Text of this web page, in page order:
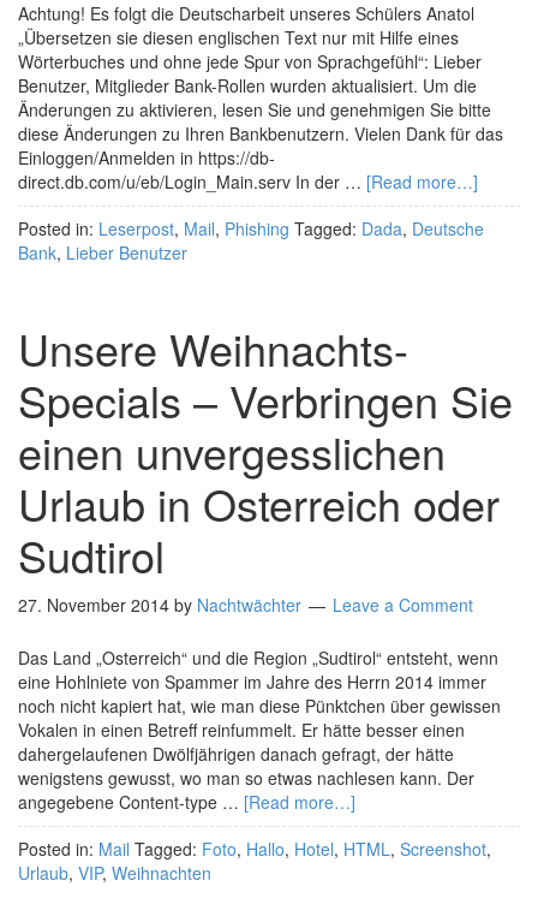
Achtung! Es folgt die Deutscharbeit unseres Schülers Anatol
„Übersetzen sie diesen englischen Text nur mit Hilfe eines
Wörterbuches und ohne jede Spur von Sprachgefühl“: Lieber
Benutzer, Mitglieder Bank-Rollen wurden aktualisiert. Um die
Änderungen zu aktivieren, lesen Sie und genehmigen Sie bitte
diese Änderungen zu Ihren Bankbenutzern. Vielen Dank für das
Einloggen/Anmelden in https://db-
direct.db.com/u/eb/Login_Main.serv In der … [Read more…]
Posted in: Leserpost, Mail, Phishing Tagged: Dada, Deutsche
Bank, Lieber Benutzer
Unsere Weihnachts-
Specials – Verbringen Sie
einen unvergesslichen
Urlaub in Osterreich oder
Sudtirol
27. November 2014 by Nachtwächter Leave a Comment
Das Land „Osterreich“ und die Region „Sudtirol“ entsteht, wenn
eine Hohlniete von Spammer im Jahre des Herrn 2014 immer
noch nicht kapiert hat, wie man diese Pünktchen über gewissen
Vokalen in einen Betreff reinfummelt. Er hätte besser einen
dahergelaufenen Dwölfjährigen danach gefragt, der hätte
wenigstens gewusst, wo man so etwas nachlesen kann. Der
angegebene Content-type … [Read more…]
Posted in: Mail Tagged: Foto, Hallo, Hotel, HTML, Screenshot,
Urlaub, VIP, Weihnachten